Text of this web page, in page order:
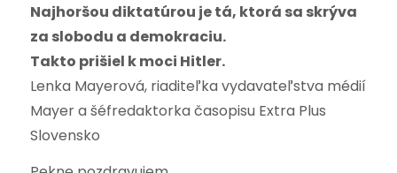
Najhoršou diktatúrou je tá, ktorá sa skrýva
za slobodu a demokraciu.
Takto prišiel k moci Hitler.
Lenka Mayerová, riaditeľka vydavateľstva médií
Mayer a šéfredaktorka časopisu Extra Plus
Slovensko